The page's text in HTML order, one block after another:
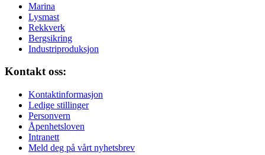
Marina
Lysmast
Rekkverk
Bergsikring
Industriproduksjon
Kontakt oss:
Kontaktinformasjon
Ledige stillinger
Personvern
Åpenhetsloven
Intranett
Meld deg på vårt nyhetsbrev